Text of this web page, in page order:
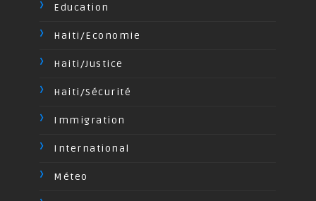
Education
Haiti/Economie
Haiti/Justice
Haiti/Sécurité
Immigration
International
Méteo